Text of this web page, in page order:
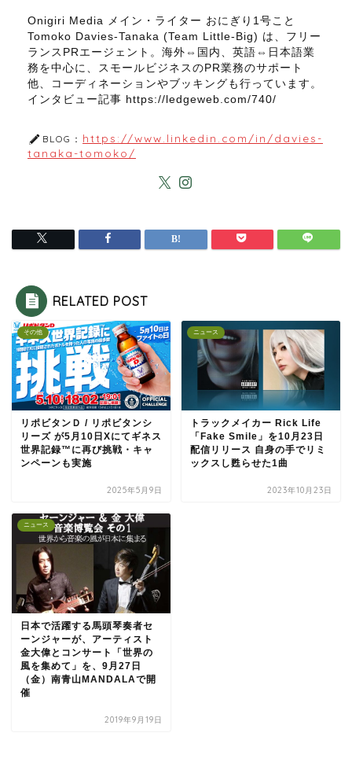
Onigiri Media メイン・ライター おにぎり1号こと
Tomoko Davies-Tanaka (Team Little-Big) は、フリー
ランスPRエージェント。海外⇔国内、英語⇔日本語業
務を中心に、スモールビジネスのPR業務のサポート
他、コーディネーションやブッキングも行っています。
インタビュー記事 https://ledgeweb.com/740/
BLOG： https://www.linkedin.com/in/davies-
tanaka-tomoko/
RELATED POST
その他
リポビタンＤ / リポビタンシ
リーズ が5月10日Xにてギネス
世界記録™に再び挑戦・キャ
ンペーンも実施
2025年5月9日
ニュース
トラックメイカー Rick Life
「Fake Smile」を10月23日
配信リリース 自身の手でリミ
ックスし甦らせた1曲
2023年10月23日
ニュース
日本で活躍する馬頭琴奏者セ
ーンジャーが、アーティスト
金大偉とコンサート「世界の
風を集めて」を、9月27日
（金）南青山MANDALAで開
催
2019年9月19日